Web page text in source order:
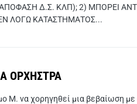
Δ.Σ. ΚΛΠ); 2) ΜΠΟΡΕΙ
ΛΟΓΩ ΚΑΤΑΣΤΗΜΑΤΟΣ...
ΟΡΧΗΣΤΡΑ
Μ. να χορηγηθεί μια βεβαίωση